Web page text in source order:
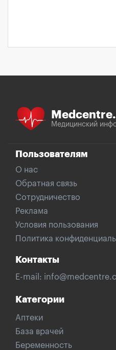
Медицинский
Пользователям
О нас
Обратная связь
Сотрудничество
Реклама
Условия пользования
Политика
Контакты
E-mail:
Категории
Аптеки
База врачей
Беременность